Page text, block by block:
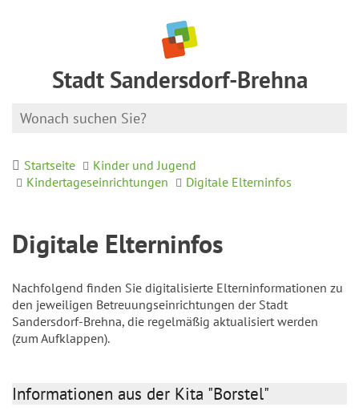
Stadt Sandersdorf-Brehna
Startseite
Kinder und Jugend
Kindertageseinrichtungen
Digitale Elterninfos
Digitale Elterninfos
Nachfolgend finden Sie digitalisierte Elterninformationen zu
den jeweiligen Betreuungseinrichtungen der Stadt
Sandersdorf-Brehna, die regelmäßig aktualisiert werden
(zum Aufklappen).
Informationen aus der Kita "Borstel"